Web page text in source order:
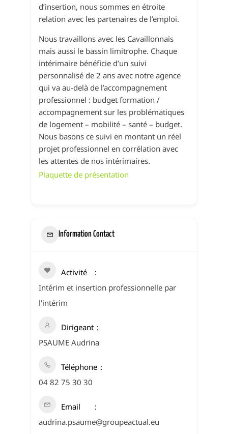
d’insertion, nous sommes en étroite
relation avec les partenaires de l’emploi.
Nous travaillons avec les Cavaillonnais
mais aussi le bassin limitrophe. Chaque
intérimaire bénéficie d’un suivi
personnalisé de 2 ans avec notre agence
qui va au-delà de l’accompagnement
professionnel : budget formation /
accompagnement sur les problématiques
de logement – mobilité – santé – budget.
Nous basons ce suivi en montant un réel
projet professionnel en corrélation avec
les attentes de nos intérimaires.
Plaquette de présentation
Information Contact
Activité
Intérim et insertion professionnelle par
l'intérim
Dirigeant
PSAUME Audrina
Téléphone
04 82 75 30 30
Email
audrina.psaume@groupeactual.eu